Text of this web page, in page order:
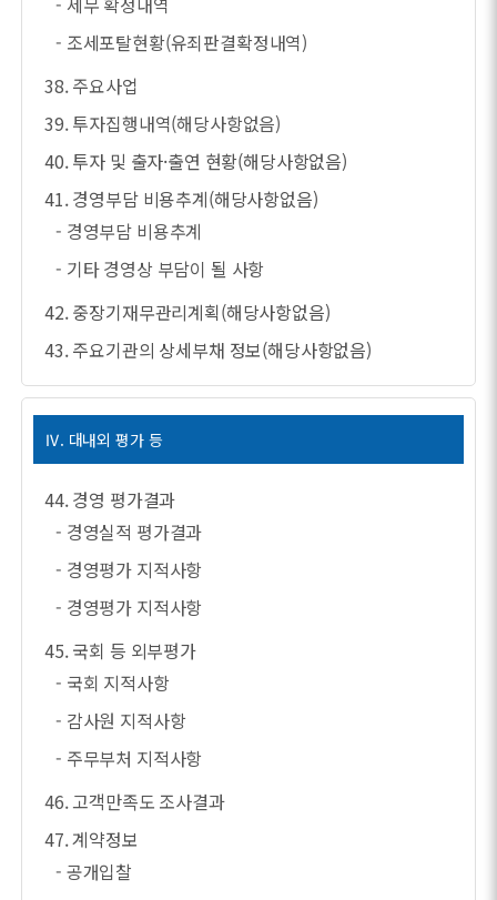
- 조세포탈현황(유죄판결확정내역)
38. 주요사업
39. 투자집행내역(해당사항없음)
40. 투자 및 출자·출연 현황(해당사항없음)
41. 경영부담 비용추계(해당사항없음)
- 경영부담 비용추계
- 기타 경영상 부담이 될 사항
42. 중장기재무관리계획(해당사항없음)
43. 주요기관의 상세부채 정보(해당사항없음)
Ⅳ. 대내외 평가 등
44. 경영 평가결과
- 경영실적 평가결과
- 경영평가 지적사항
- 경영평가 지적사항
45. 국회 등 외부평가
- 국회 지적사항
- 감사원 지적사항
- 주무부처 지적사항
46. 고객만족도 조사결과
47. 계약정보
- 공개입찰